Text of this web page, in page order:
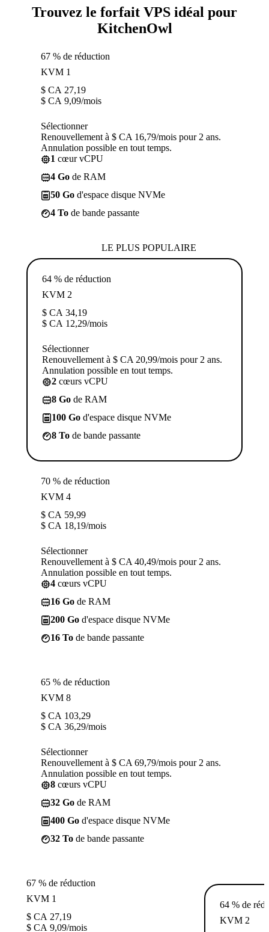
Trouvez le forfait VPS idéal pour
KitchenOwl
67 % de réduction
KVM 1
$ CA 27,19
$ CA 9,09/mois
Sélectionner
Renouvellement à $ CA 16,79/mois pour 2 ans.
Annulation possible en tout temps.
1 cœur vCPU
4 Go de RAM
50 Go d'espace disque NVMe
4 To de bande passante
LE PLUS POPULAIRE
64 % de réduction
KVM 2
$ CA 34,19
$ CA 12,29/mois
Sélectionner
Renouvellement à $ CA 20,99/mois pour 2 ans.
Annulation possible en tout temps.
2 cœurs vCPU
8 Go de RAM
100 Go d'espace disque NVMe
8 To de bande passante
70 % de réduction
KVM 4
$ CA 59,99
$ CA 18,19/mois
Sélectionner
Renouvellement à $ CA 40,49/mois pour 2 ans.
Annulation possible en tout temps.
4 cœurs vCPU
16 Go de RAM
200 Go d'espace disque NVMe
16 To de bande passante
65 % de réduction
KVM 8
$ CA 103,29
$ CA 36,29/mois
Sélectionner
Renouvellement à $ CA 69,79/mois pour 2 ans.
Annulation possible en tout temps.
8 cœurs vCPU
32 Go de RAM
400 Go d'espace disque NVMe
32 To de bande passante
67 % de réduction
KVM 1
$ CA 27,19
$ CA 9,09/mois
64 % de
KVM 2